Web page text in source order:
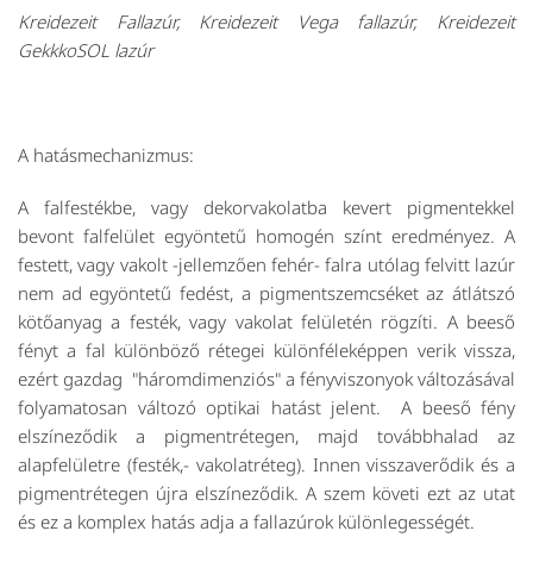
Kreidezeit Fallazúr, Kreidezeit Vega fallazúr, Kreidezeit
GekkkoSOL lazúr
A hatásmechanizmus:
A falfestékbe, vagy dekorvakolatba kevert pigmentekkel
bevont falfelület egyöntetű homogén színt eredményez. A
festett, vagy vakolt -jellemzően fehér- falra utólag felvitt lazúr
nem ad egyöntetű fedést, a pigmentszemcséket az átlátszó
kötőanyag a festék, vagy vakolat felületén rögzíti. A beeső
fényt a fal különböző rétegei különféleképpen verik vissza,
ezért gazdag "háromdimenziós" a fényviszonyok változásával
folyamatosan változó optikai hatást jelent. A beeső fény
elszíneződik a pigmentrétegen, majd továbbhalad az
alapfelületre (festék,- vakolatréteg). Innen visszaverődik és a
pigmentrétegen újra elszíneződik. A szem követi ezt az utat
és ez a komplex hatás adja a fallazúrok különlegességét.